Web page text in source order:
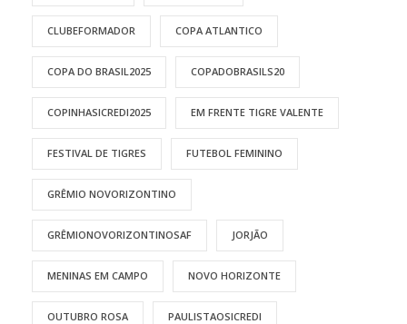
CLUBEFORMADOR COPA ATLANTICO
COPA DO BRASIL2025 COPADOBRASILS20
COPINHASICREDI2025 EM FRENTE TIGRE VALENTE
FESTIVAL DE TIGRES FUTEBOL FEMININO
GRÊMIO NOVORIZONTINO
GRÊMIONOVORIZONTINOSAF JORJÃO
MENINAS EM CAMPO NOVO HORIZONTE
OUTUBRO ROSA PAULISTAOSICREDI